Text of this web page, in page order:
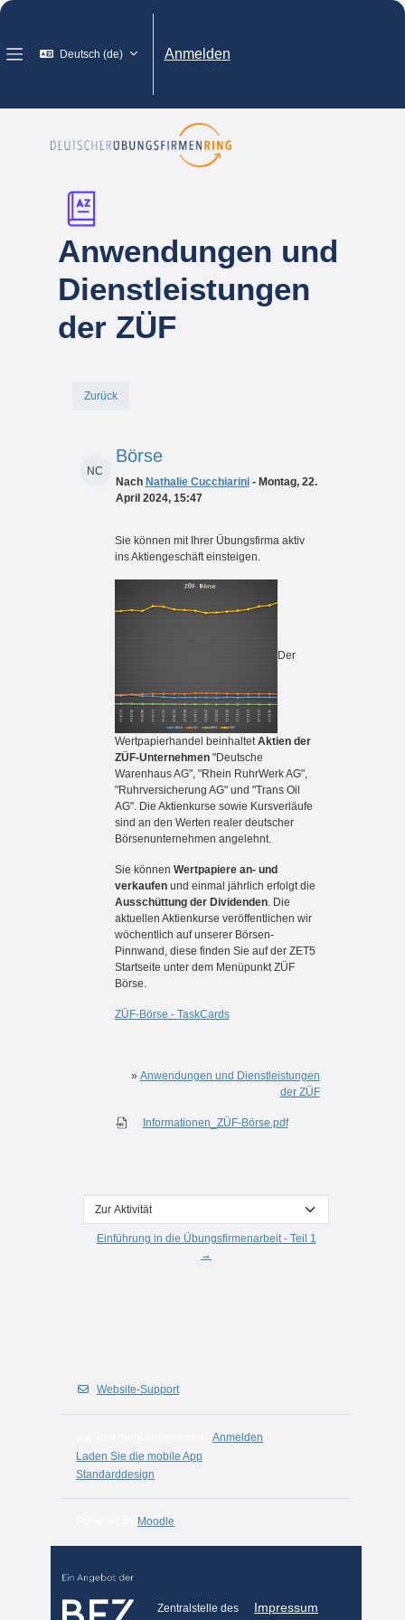
Zum Hauptinhalt
Deutsch ‎(de)‎ Anmelden
Anwendungen und
Dienstleistungen
der ZÜF
Zurück
NC
Börse
Nach Nathalie Cucchiarini- Montag, 22.
April 2024, 15:47
Sie können mit Ihrer Übungsfirma aktiv
ins Aktiengeschäft einsteigen.
Der
Wertpapierhandel beinhaltet Aktien der
ZÜF-Unternehmen "Deutsche
Warenhaus AG", "Rhein RuhrWerk AG",
"Ruhrversicherung AG" und "Trans Oil
AG". Die Aktienkurse sowie Kursverläufe
sind an den Werten realer deutscher
Börsenunternehmen angelehnt.
Sie können Wertpapiere an- und
verkaufen und einmal jährlich erfolgt die
Ausschüttung der Dividenden. Die
aktuellen Aktienkurse veröffentlichen wir
wöchentlich auf unserer Börsen-
Pinnwand, diese finden Sie auf der ZET5
Startseite unter dem Menüpunkt ZÜF
Börse.
ZÜF-Börse - TaskCards
» Anwendungen und Dienstleistungen
der ZÜF
Informationen_ZÜF-Börse.pdf
Zur Aktivität
Einführung in die Übungsfirmenarbeit - Teil 1
→
Website-Support
Anmelden
Laden Sie die mobile App
Standarddesign
Moodle
Zentralstelle des
Impressum